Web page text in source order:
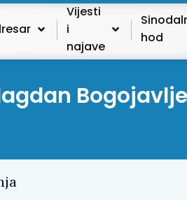
Vijesti
i
najave
hod